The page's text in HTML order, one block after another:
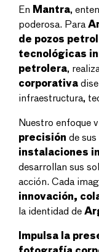
En Mantra,
poderosa. Para
de pozos
tecnológicas
petrolera,
corporativa
infraestructura,
Nuestro enfoque
precisión de
instalaciones
desarrollan sus
acción. Cada
innovación,
la identidad de
Impulsa la